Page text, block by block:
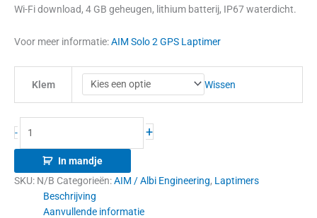
Wi-Fi download, 4 GB geheugen, lithium batterij, IP67 waterdicht.
Voor meer informatie:AIM Solo 2 GPS Laptimer
Klem Wissen
- +
In mandje
SKU: N/B Categorieën:AIM / Albi Engineering, Laptimers
Beschrijving
Aanvullende informatie